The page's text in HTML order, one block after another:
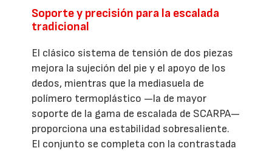
Soporte y precisión para la escalada
tradicional
El clásico sistema de tensión de dos piezas
mejora la sujeción del pie y el apoyo de los
dedos, mientras que la mediasuela de
polímero termoplástico —la de mayor
soporte de la gama de escalada de SCARPA—
proporciona una estabilidad sobresaliente.
El conjunto se completa con la contrastada